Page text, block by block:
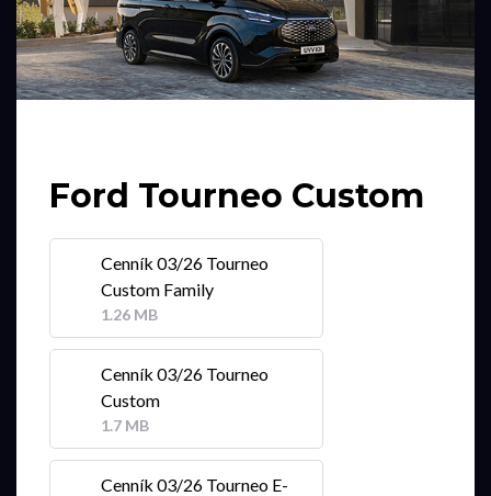
Ford Tourneo Custom
Cenník 03/26 Tourneo
Custom Family
1.26 MB
Cenník 03/26 Tourneo
Custom
1.7 MB
Cenník 03/26 Tourneo E-